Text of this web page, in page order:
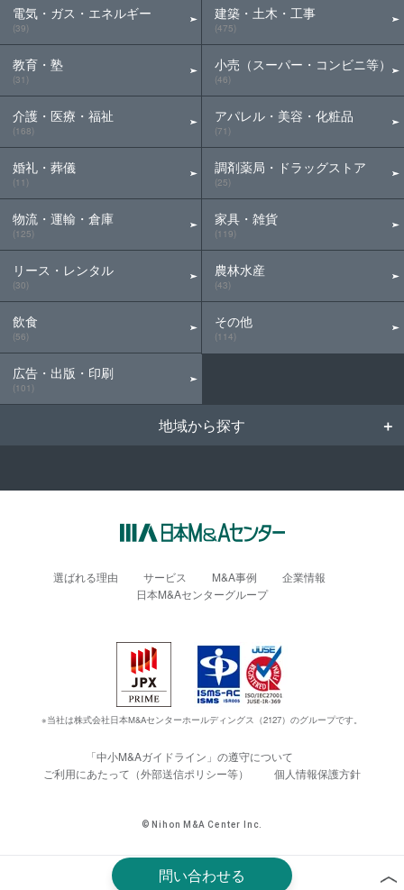
電気・ガス・エネルギー
(39)
教育・塾
(31)
介護・医療・福祉
(168)
婚礼・葬儀
(11)
物流・運輸・倉庫
(125)
リース・レンタル
(30)
飲食
(56)
広告・出版・印刷
(101)
建築・土木・工事
(475)
小売（スーパー・コンビニ等）
(46)
アパレル・美容・化粧品
(71)
調剤薬局・ドラッグストア
(25)
家具・雑貨
(119)
農林水産
(43)
その他
(114)
地域から探す
選ばれる理由 サービス M&A事例
企業情報
日本M&Aセンターグループ
※当社は株式会社日本M&Aセンターホールディングス（2127）のグループです。
「中小M&Aガイドライン」の遵守について
ご利用にあたって（外部送信ポリシー等）
個人情報保護方針
© Nihon M&A Center Inc.
問い合わせる